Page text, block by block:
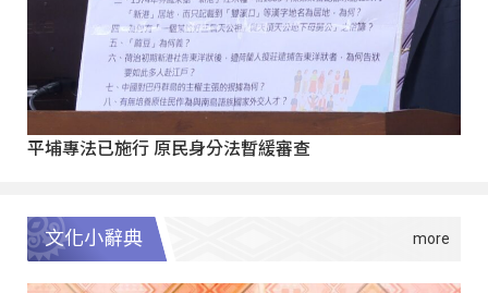
平埔專法已施行 原民身分法暫緩審查
文化小辭典